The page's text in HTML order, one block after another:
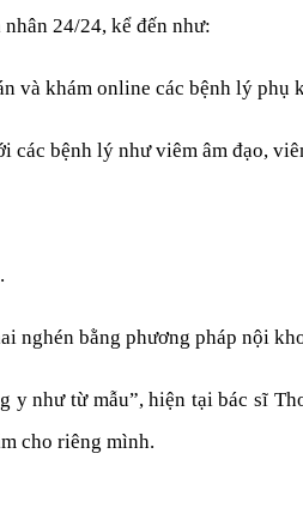
24/24, kể đến như:
và khám online các bệnh lý phụ
bệnh lý như viêm âm đạo,
nghén bằng phương pháp nội
y như từ mẫu”, hiện tại bác sĩ
cho riêng mình.